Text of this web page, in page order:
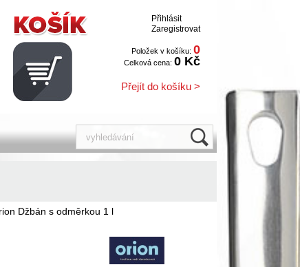
Přihlásit
Zaregistrovat
Položek v košíku: 0
Celková cena: 0 Kč
Přejít do košíku >
Džbán s odměrkou 1 l